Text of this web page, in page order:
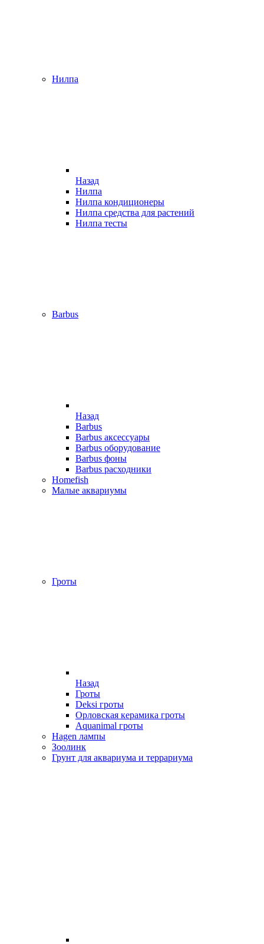
Нилпа
Назад
Нилпа
Нилпа кондиционеры
Нилпа средства для растений
Нилпа тесты
Barbus
Назад
Barbus
Barbus аксессуары
Barbus оборудование
Barbus фоны
Barbus расходники
Homefish
Малые аквариумы
Гроты
Назад
Гроты
Deksi гроты
Орловская керамика гроты
Aquanimal гроты
Hagen лампы
Зоолинк
Грунт для аквариума и террариума